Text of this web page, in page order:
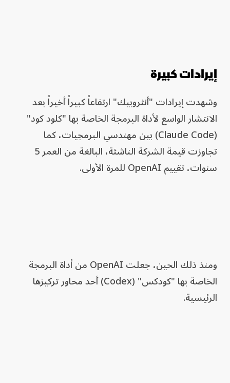
إيرادات كبيرة
وشهدت إيرادات "أنثروبيك" ارتفاعاً كبيراً أخيراً بعد
الانتشار الواسع لأداة البرمجة الخاصة بها "كلود كود"
(Claude Code) بين مهندسي البرمجيات، كما
تجاوزت قيمة الشركة الناشئة، البالغة من العمر 5
سنوات، تقييم OpenAI للمرة الأولى.
ومنذ ذلك الحين، جعلت OpenAI من أداة البرمجة
الخاصة بها "كودكس" (Codex) أحد محاور تركيزها
الرئيسية.